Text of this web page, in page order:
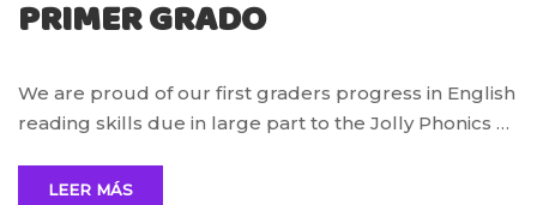
PRIMER GRADO
We are proud of our first graders progress in English
reading skills due in large part to the Jolly Phonics …
LEER MÁS